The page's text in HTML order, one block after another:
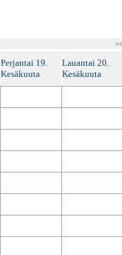
Perjantai 19.
Kesäkuuta
Lauantai 20.
Kesäkuuta